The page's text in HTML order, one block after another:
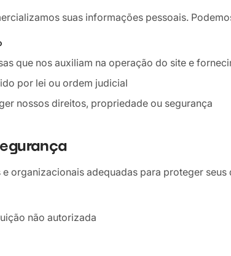
suas informações pessoais.
que nos auxiliam na operação do site e
por lei ou ordem judicial
nossos direitos, propriedade ou segurança
organizacionais adequadas para proteger
não autorizada